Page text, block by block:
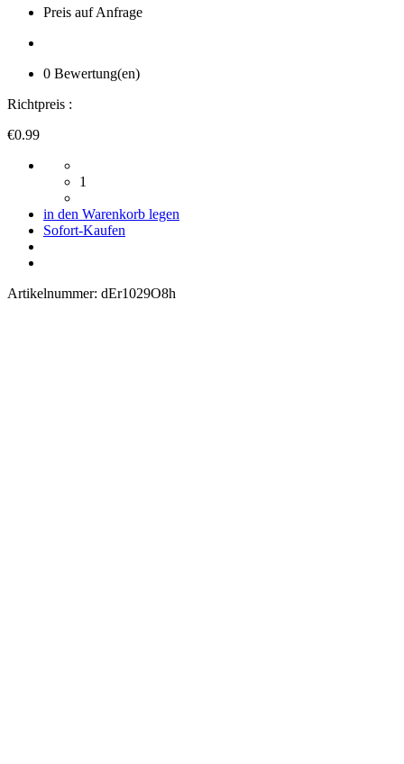
Preis auf Anfrage
0 Bewertung(en)
Richtpreis :
€0.99
1
in den Warenkorb legen
Sofort-Kaufen
Artikelnummer: dEr1029O8h